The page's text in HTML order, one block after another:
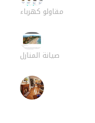
مقاولو كهرباء
صيانة المنازل